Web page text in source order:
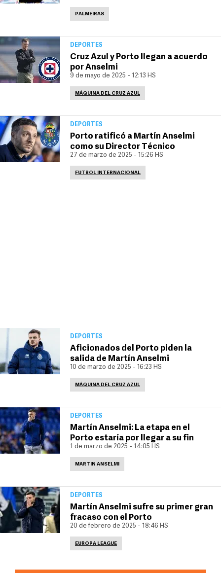
PALMEIRAS
DEPORTES
Cruz Azul y Porto llegan a acuerdo
por Anselmi
9 de mayo de 2025 - 12:13 HS
MÁQUINA DEL CRUZ AZUL
DEPORTES
Porto ratificó a Martín Anselmi
como su Director Técnico
27 de marzo de 2025 - 15:26 HS
FUTBOL INTERNACIONAL
DEPORTES
Aficionados del Porto piden la
salida de Martín Anselmi
10 de marzo de 2025 - 16:23 HS
MÁQUINA DEL CRUZ AZUL
DEPORTES
Martín Anselmi: La etapa en el
Porto estaría por llegar a su fin
1 de marzo de 2025 - 14:05 HS
MARTIN ANSELMI
DEPORTES
Martín Anselmi sufre su primer gran
fracaso con el Porto
20 de febrero de 2025 - 18:46 HS
EUROPA LEAGUE